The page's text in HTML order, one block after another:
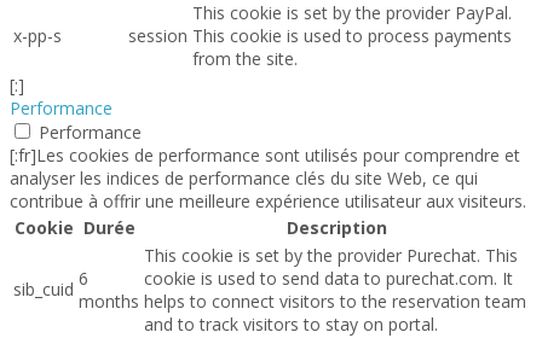
x-pp-s session
This cookie is set by the provider PayPal.
This cookie is used to process payments
from the site.
[:]
Performance
Performance
[:fr]Les cookies de performance sont utilisés pour comprendre et
analyser les indices de performance clés du site Web, ce qui
contribue à offrir une meilleure expérience utilisateur aux visiteurs.
Cookie Durée Description
sib_cuid 6
months
This cookie is set by the provider Purechat. This
cookie is used to send data to purechat.com. It
helps to connect visitors to the reservation team
and to track visitors to stay on portal.